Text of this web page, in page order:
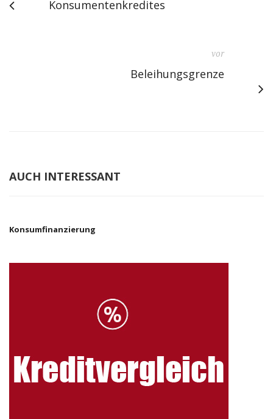
Konsumentenkredites
vor
Beleihungsgrenze
AUCH INTERESSANT
Konsumfinanzierung